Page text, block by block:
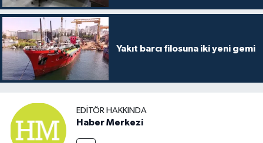
Yakıt barcı filosuna iki yeni gemi
EDITÖR HAKKINDA
Haber Merkezi